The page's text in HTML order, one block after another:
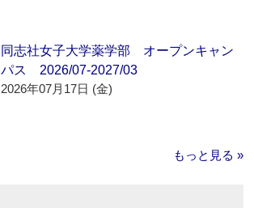
同志社女子大学薬学部 オープンキャン
パス 2026/07-2027/03
2026年07月17日 (金)
もっと見る »